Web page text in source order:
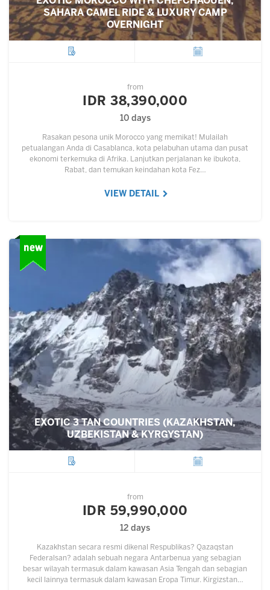
SAHARA CAMEL RIDE & LUXURY CAMP
OVERNIGHT
from
IDR 38,390,000
10 days
Rasakan pesona unik Morocco yang memikat! Mulailah
petualangan Anda di Casablanca, kota pelabuhan utama dan pusat
ekonomi terkemuka di Afrika. Lanjutkan perjalanan ke ibukota,
Rabat, dan temukan keindahan kota Fez…
VIEW DETAIL
EXOTIC 3 TAN COUNTRIES (KAZAKHSTAN,
UZBEKISTAN & KYRGYSTAN)
from
IDR 59,990,000
12 days
Kazakhstan secara resmi dikenal Respublikas? Qazaqstan
Federalsan? adalah sebuah negara Antarbenua yang sebagian
besar wilayah termasuk dalam kawasan Asia Tengah dan sebagian
kecil lainnya termasuk dalam kawasan Eropa Timur. Kirgizstan…